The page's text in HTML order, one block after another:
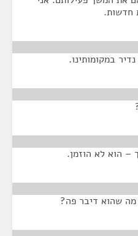
חדשות.
במקומותינו.
– הוא לא הוזמן.
שהוא דיבר פה?